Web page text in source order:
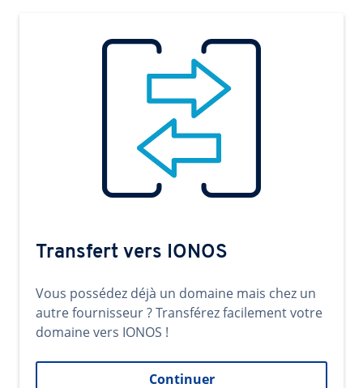
Transfert vers IONOS
Vous possédez déjà un domaine mais chez un
autre fournisseur ? Transférez facilement votre
domaine vers IONOS !
Continuer